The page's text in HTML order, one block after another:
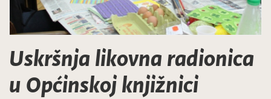
Uskršnja likovna radionica
u Općinskoj knjižnici